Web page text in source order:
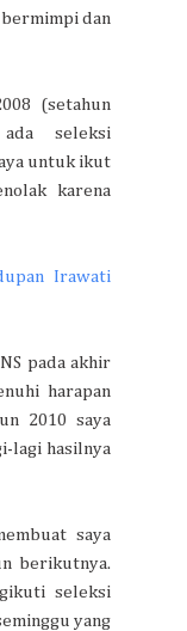
bermimpi dan
(setahun
seleksi
untuk ikut
karena
Irawati
pada akhir
harapan
2010 saya
lagi hasilnya
saya
berikutnya.
seleksi
yang